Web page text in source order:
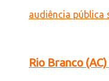
Rio Branco